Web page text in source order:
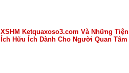
XSHM Ketquaxoso3.com Và Những Tiện
Ích Hữu Ích Dành Cho Người Quan Tâm